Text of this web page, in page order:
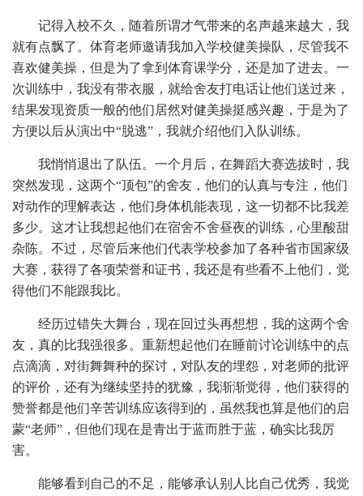
记得入校不久，随着所谓才气带来的名声越来越大，我
就有点飘了。体育老师邀请我加入学校健美操队，尽管我不
喜欢健美操，但是为了拿到体育课学分，还是加了进去。一
次训练中，我没有带衣服，就给舍友打电话让他们送过来，
结果发现资质一般的他们居然对健美操挺感兴趣，于是为了
方便以后从演出中“脱逃”，我就介绍他们入队训练。
我悄悄退出了队伍。一个月后，在舞蹈大赛选拔时，我
突然发现，这两个“顶包”的舍友，他们的认真与专注，他们
对动作的理解表达，他们身体机能表现，这一切都不比我差
多少。这才让我想起他们在宿舍不舍昼夜的训练，心里酸甜
杂陈。不过，尽管后来他们代表学校参加了各种省市国家级
大赛，获得了各项荣誉和证书，我还是有些看不上他们，觉
得他们不能跟我比。
经历过错失大舞台，现在回过头再想想，我的这两个舍
友，真的比我强很多。重新想起他们在睡前讨论训练中的点
点滴滴，对街舞舞种的探讨，对队友的埋怨，对老师的批评
的评价，还有为继续坚持的犹豫，我渐渐觉得，他们获得的
赞誉都是他们辛苦训练应该得到的，虽然我也算是他们的启
蒙“老师”，但他们现在是青出于蓝而胜于蓝，确实比我厉
害。
能够看到自己的不足，能够承认别人比自己优秀，我觉